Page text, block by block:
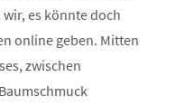
es könnte doch
online geben. Mitten
zwischen